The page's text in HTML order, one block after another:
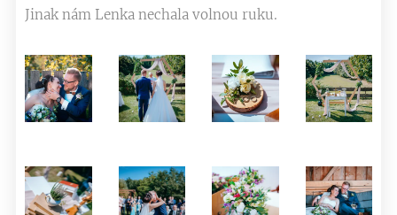
Jinak nám Lenka nechala volnou ruku.